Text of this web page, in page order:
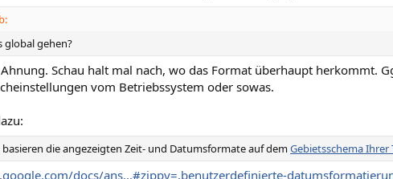
global gehen?
Schau halt mal nach, wo das Format überhaupt herkommt.
vom Betriebssystem oder sowas.
die angezeigten Zeit- und Datumsformate auf demGebietsschema Ihrer
docs/ans...#zippy=,benutzerdefinierte-